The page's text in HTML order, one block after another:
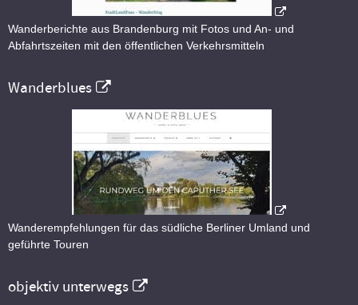
Wanderberichte aus Brandenburg mit Fotos und An- und
Abfahrtszeiten mit den öffentlichen Verkehrsmitteln
Wanderblues
Wanderempfehlungen für das südliche Berliner Umland und
geführte Touren
objektiv unterwegs